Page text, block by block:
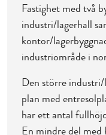
Fastighet med två
industri/lagerhall
kontor/
industriområde i
Den större
plan med
har ett antal
En mindre del